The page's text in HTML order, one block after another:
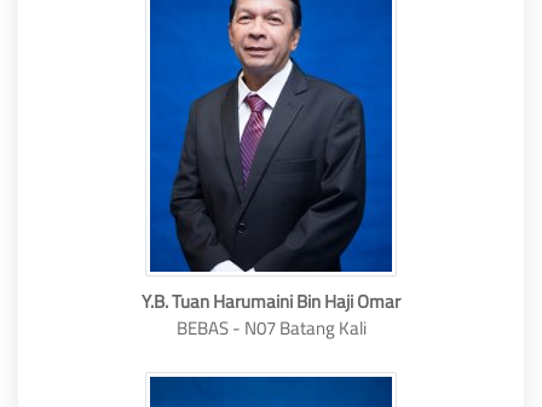
Y.B. Tuan Harumaini Bin Haji Omar
BEBAS - N07 Batang Kali